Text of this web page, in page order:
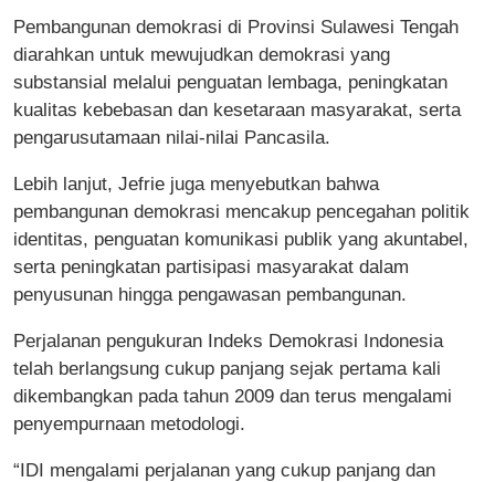
Pembangunan demokrasi di Provinsi Sulawesi Tengah
diarahkan untuk mewujudkan demokrasi yang
substansial melalui penguatan lembaga, peningkatan
kualitas kebebasan dan kesetaraan masyarakat, serta
pengarusutamaan nilai-nilai Pancasila.
Lebih lanjut, Jefrie juga menyebutkan bahwa
pembangunan demokrasi mencakup pencegahan politik
identitas, penguatan komunikasi publik yang akuntabel,
serta peningkatan partisipasi masyarakat dalam
penyusunan hingga pengawasan pembangunan.
Perjalanan pengukuran Indeks Demokrasi Indonesia
telah berlangsung cukup panjang sejak pertama kali
dikembangkan pada tahun 2009 dan terus mengalami
penyempurnaan metodologi.
“IDI mengalami perjalanan yang cukup panjang dan